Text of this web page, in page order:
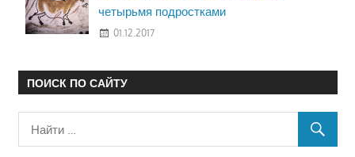
четырьмя подростками
01.12.2017
ПОИСК ПО САЙТУ